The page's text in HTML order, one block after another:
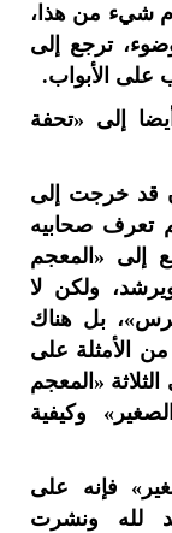
شيء من هذا،
ترجع إلى
على الأبواب.
إلى «تحفة
قد خرجت إلى
تعرف صحابيه
إلى «المعجم
ولكن لا
بل هناك
الأمثلة على
«المعجم
وكيفية
فإنه على
لله ونشرت